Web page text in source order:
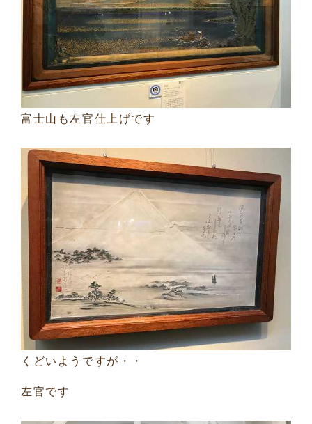
富士山も左官仕上げです
くどいようですが・・
左官です